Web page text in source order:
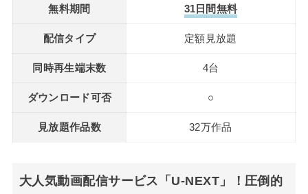
無料期間 31日間無料
配信タイプ 定額見放題
同時再生端末数 4台
ダウンロード可否 ○
見放題作品数 32万作品
大人気動画配信サービス「U-NEXT」！圧倒的